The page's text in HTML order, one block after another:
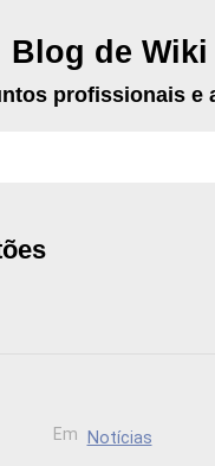
Blog de Wiki
profissionais e
Em Notícias